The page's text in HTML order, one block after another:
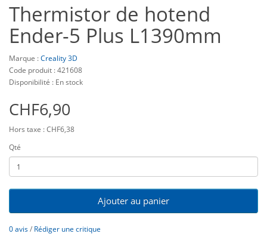
Thermistor de hotend
Ender-5 Plus L1390mm
Marque :Creality 3D
Code produit : 421608
Disponibilité : En stock
CHF6,90
Hors taxe : CHF6,38
Qté
Ajouter au panier
0 avis/ Rédiger une critique